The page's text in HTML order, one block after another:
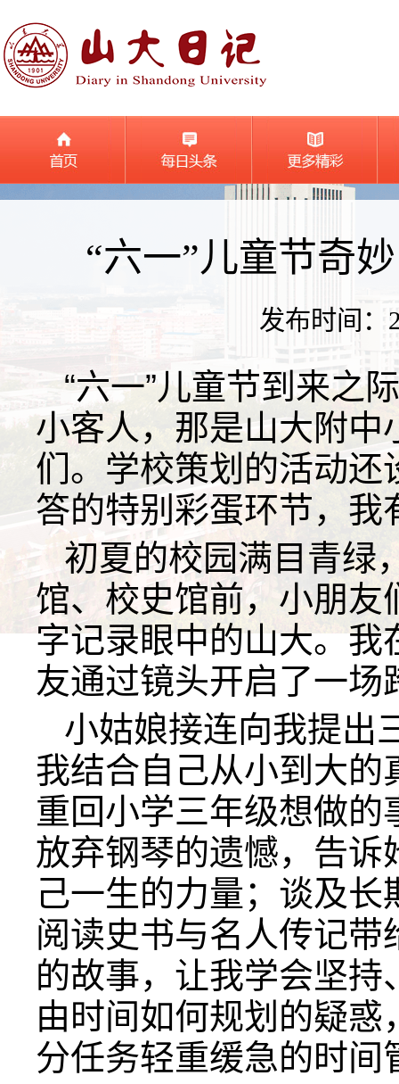
“六一”儿童节奇
发布时间：
“六一”儿童节到来之
小客人，那是山大附中
们。学校策划的活动还
答的特别彩蛋环节，我
初夏的校园满目青绿
馆、校史馆前，小朋友
字记录眼中的山大。
友通过镜头开启了一场
小姑娘接连向我提出
我结合自己从小到大的
重回小学三年级想做
放弃钢琴的遗憾，告诉
己一生的力量；谈及
阅读史书与名人传记
的故事，让我学会坚
由时间如何规划的疑
分任务轻重缓急的时